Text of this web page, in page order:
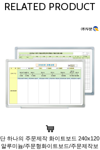
RELATED PRODUCT
단 하나의 주문제작 화이트보드 240x120
알루미늄/주문형화이트보드/주문제작보